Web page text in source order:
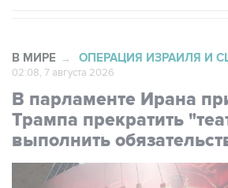
В МИРЕ → ОПЕРАЦИЯ ИЗРАИЛЯ И
02:08, 7 августа 2026
В парламенте Ирана
Трампа прекратить
выполнить